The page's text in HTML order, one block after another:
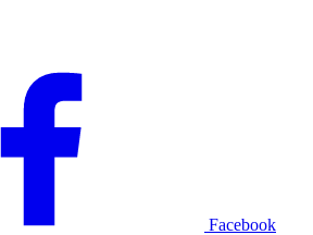
Facebook